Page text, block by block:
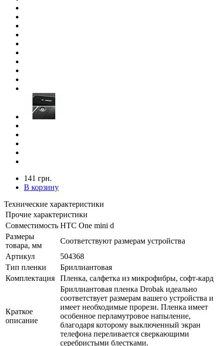
141 грн.
В корзину
Технические характеристики
Прочие характеристики
Совместимость HTC One mini d
Размеры
товара, мм
Соответствуют размерам устройства
Артикул
504368
Тип пленки
Бриллиантовая
Комплектация
Пленка, салфетка из микрофибры, софт-кард
Краткое
описание
Бриллиантовая пленка Drobak идеально
соответствует размерам вашего устройства и
имеет необходимые прорези. Пленка имеет
особенное перламутровое напыление,
благодаря которому выключенный экран
телефона переливается сверкающими
серебристыми блестками.